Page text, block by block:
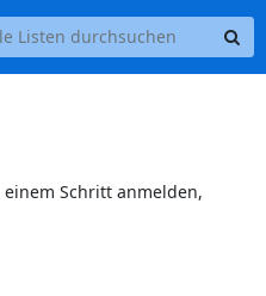
Schritt anmelden,